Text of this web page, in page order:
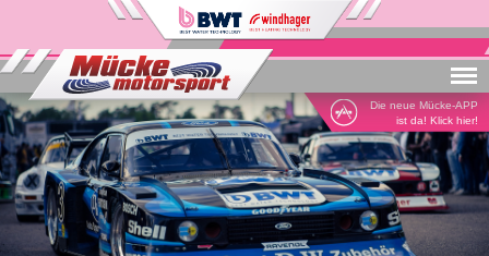
Die neue Mücke-APP
ist da! Klick hier!